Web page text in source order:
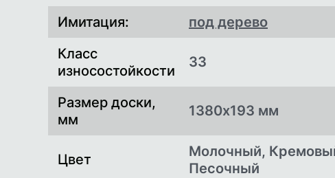
Имитация:
под дерево
Класс
износостойкости
33
Размер доски,
мм
1380х193 мм
Цвет
Молочный,
Песочный